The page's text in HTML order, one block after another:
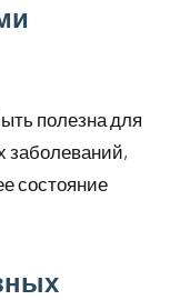
полезна для
заболеваний,
состояние